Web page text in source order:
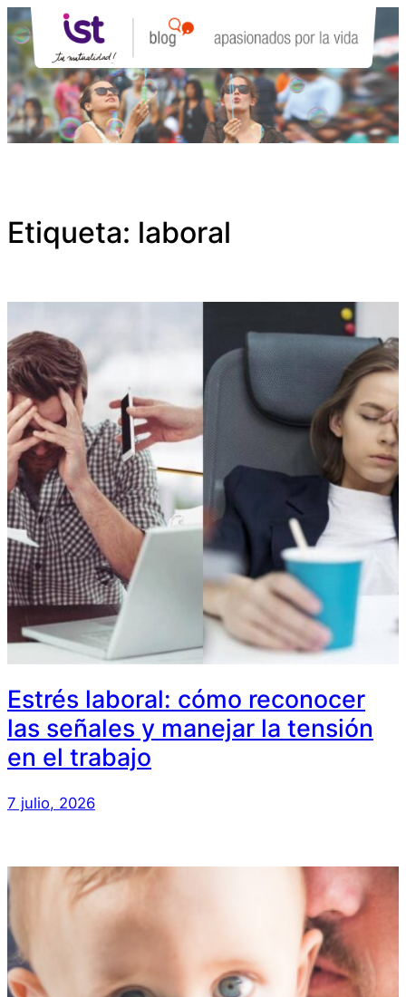
Saltar
al
contenido
Etiqueta: laboral
Estrés laboral: cómo reconocer
las señales y manejar la tensión
en el trabajo
7 julio, 2026